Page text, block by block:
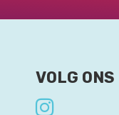
VOLG ONS